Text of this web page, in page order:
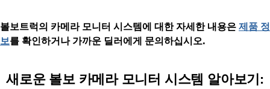
볼보트럭의 카메라 모니터 시스템에 대한 자세한 내용은 제품 정
보를 확인하거나 가까운 딜러에게 문의하십시오.
새로운 볼보 카메라 모니터 시스템 알아보기: